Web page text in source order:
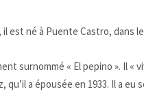
est né à Puente Castro, dans
surnommé « El pepino ». Il «
qu’il a épousée en 1933. Il a